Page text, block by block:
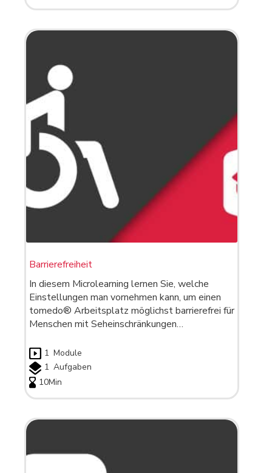
Barrierefreiheit
In diesem Microlearning lernen Sie, welche
Einstellungen man vornehmen kann, um einen
tomedo® Arbeitsplatz möglichst barrierefrei für
Menschen mit Seheinschränkungen…
1 Module
1 Aufgaben
10Min